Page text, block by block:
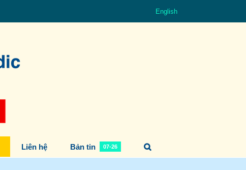
English
Liên hệ Bản tin 07-26